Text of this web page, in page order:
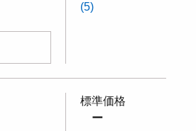
(5)
標準価格
ー